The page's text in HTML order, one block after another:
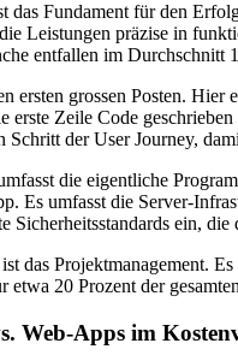
das Fundament für den
Leistungen präzise in
entfallen im Durchschnitt
ersten grossen Posten.
erste Zeile Code
Schritt der User Journey,
die eigentliche
Es umfasst die Server-
Sicherheitsstandards ein,
das Projektmanagement.
etwa 20 Prozent der
Web-Apps im